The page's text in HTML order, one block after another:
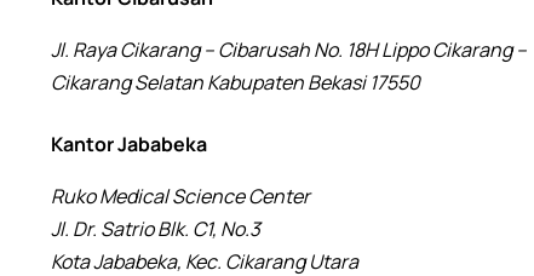
Jl. Raya Cikarang – Cibarusah No. 18H Lippo Cikarang –
Cikarang Selatan Kabupaten Bekasi 17550
Kantor Jababeka
Ruko Medical Science Center
Jl. Dr. Satrio Blk. C1, No.3
Kota Jababeka, Kec. Cikarang Utara